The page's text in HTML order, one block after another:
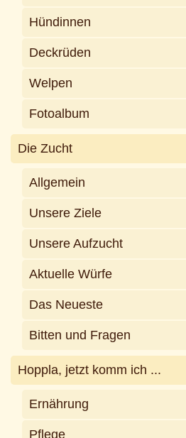
Hündinnen
Deckrüden
Welpen
Fotoalbum
Die Zucht
Allgemein
Unsere Ziele
Unsere Aufzucht
Aktuelle Würfe
Das Neueste
Bitten und Fragen
Hoppla, jetzt komm ich ...
Ernährung
Pflege